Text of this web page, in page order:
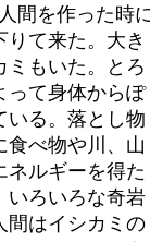
間を作った時
て来た。大き
ミもいた。とろ
って身体からぽ
いる。落とし物
食べ物や川、山
ネルギーを得た
いろいろな奇岩
間はイシカミの